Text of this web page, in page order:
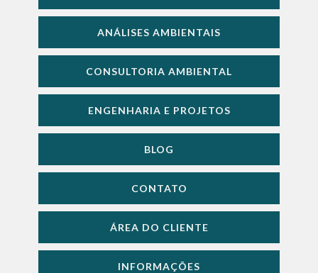
ANÁLISES AMBIENTAIS
CONSULTORIA AMBIENTAL
ENGENHARIA E PROJETOS
BLOG
CONTATO
ÁREA DO CLIENTE
INFORMAÇÕES